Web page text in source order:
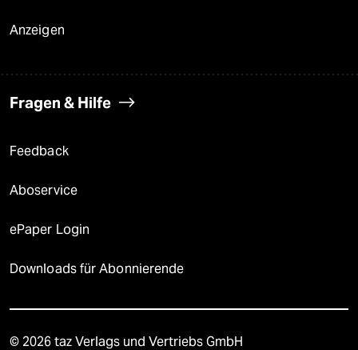
Anzeigen
Fragen & Hilfe
Feedback
Aboservice
ePaper Login
Downloads für Abonnierende
© 2026 taz Verlags und Vertriebs GmbH